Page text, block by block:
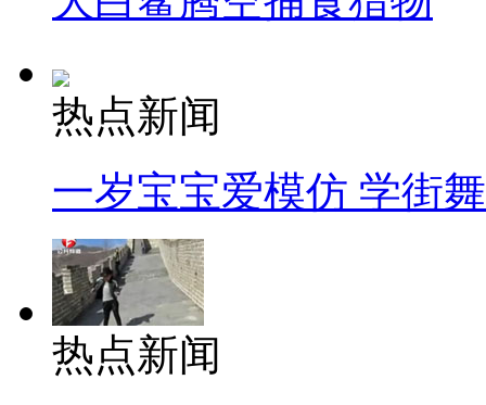
热点新闻
一岁宝宝爱模仿 学街
热点新闻